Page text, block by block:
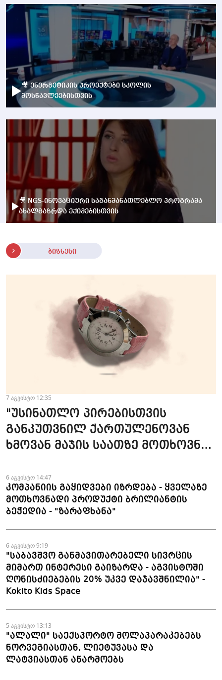
🎥 ენერგეტიკის პროექტები სკოლის
მოსწავლეებისთვის
🎥 NGS-ინოვაციური საგანმანათლებლო პროგრამა
ახალგაზრდა ექიმებისთვის
ბიზნესი
7 აგვისტო 12:35
"უსინათლო პირებისთვის
განკუთვნილ ქართულენოვან
ხმოვან მაჯის საათზე მოთხოვნა
6 აგვისტო 14:47
კომპანიის გაყიდვები იზრდება - ყველაზე
მოთხოვნადი პროდუქტი ბრილიანტის
ბეჭედია - "ზარაფხანა"
6 აგვისტო 9:19
"საბავშვო განმავითარებელი სივრცის
მიმართ ინტერესი გაიზარდა - აგვისტოში
ღონისძიებების 20% უკვე დაჯავშნილია" -
Kokito Kids Space
5 აგვისტო 13:13
"ალალი" საექსპორტო მოლაპარაკებებს
ნორვეგიასთან, ლიეტუვასა და
ლატვიასთან აწარმოებს